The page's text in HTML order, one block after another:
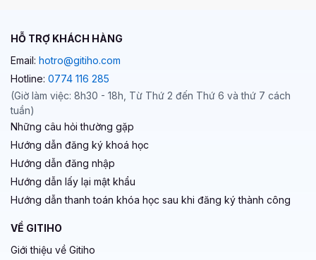
HỖ TRỢ KHÁCH HÀNG
Email: hotro@gitiho.com
Hotline: 0774 116 285
(Giờ làm việc: 8h30 - 18h, Từ Thứ 2 đến Thứ 6 và thứ 7 cách
tuần)
Những câu hỏi thường gặp
Hướng dẫn đăng ký khoá học
Hướng dẫn đăng nhập
Hướng dẫn lấy lại mật khẩu
Hướng dẫn thanh toán khóa học sau khi đăng ký thành công
VỀ GITIHO
Giới thiệu về Gitiho